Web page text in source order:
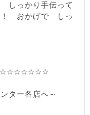
しっかり手伝って
おかげで しっ
ター各店へ～